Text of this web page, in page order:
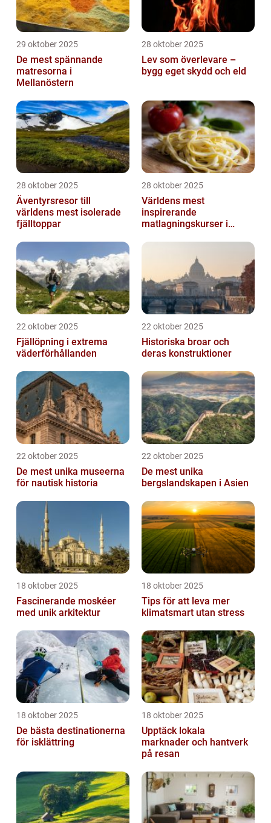
29 oktober 2025
De mest spännande
matresorna i
Mellanöstern
28 oktober 2025
Lev som överlevare –
bygg eget skydd och eld
28 oktober 2025
Äventyrsresor till
världens mest isolerade
fjälltoppar
28 oktober 2025
Världens mest
inspirerande
matlagningskurser i
22 oktober 2025
Fjällöpning i extrema
väderförhållanden
22 oktober 2025
Historiska broar och
deras konstruktioner
22 oktober 2025
De mest unika museerna
för nautisk historia
22 oktober 2025
De mest unika
bergslandskapen i Asien
18 oktober 2025
Fascinerande moskéer
med unik arkitektur
18 oktober 2025
Tips för att leva mer
klimatsmart utan stress
18 oktober 2025
De bästa destinationerna
för isklättring
18 oktober 2025
Upptäck lokala
marknader och hantverk
på resan